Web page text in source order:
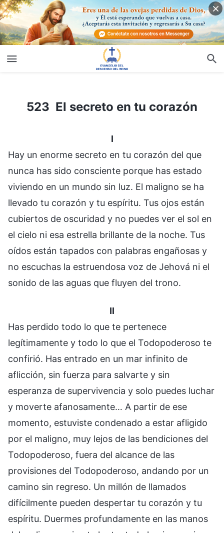
523 El secreto en tu corazón
523 El secreto en tu corazón
I
Hay un enorme secreto en tu corazón del que
nunca has sido consciente porque has estado
viviendo en un mundo sin luz. El maligno se ha
llevado tu corazón y tu espíritu. Tus ojos están
cubiertos de oscuridad y no puedes ver el sol en
el cielo ni esa estrella brillante de la noche. Tus
oídos están tapados con palabras engañosas y
no escuchas la estruendosa voz de Jehová ni el
sonido de las aguas que fluyen del trono.
II
Has perdido todo lo que te pertenece
legítimamente y todo lo que el Todopoderoso te
confirió. Has entrado en un mar infinito de
aflicción, sin fuerza para salvarte y sin
esperanza de supervivencia y solo puedes luchar
y moverte afanosamente… A partir de ese
momento, estuviste condenado a estar afligido
por el maligno, muy lejos de las bendiciones del
Todopoderoso, fuera del alcance de las
provisiones del Todopoderoso, andando por un
camino sin regreso. Un millón de llamados
difícilmente pueden despertar tu corazón y tu
espíritu. Duermes profundamente en las manos